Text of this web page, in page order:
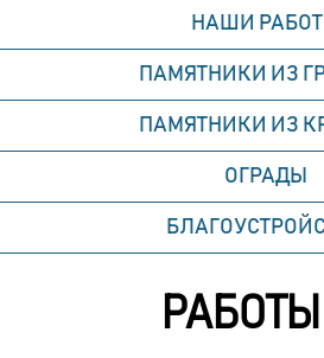
НАШИ
ПАМЯТНИКИ ИЗ
ПАМЯТНИКИ ИЗ
ОГРАДЫ
РАБОТЫ